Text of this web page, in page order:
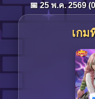
📅 25 พ.ค. 2569
เกม